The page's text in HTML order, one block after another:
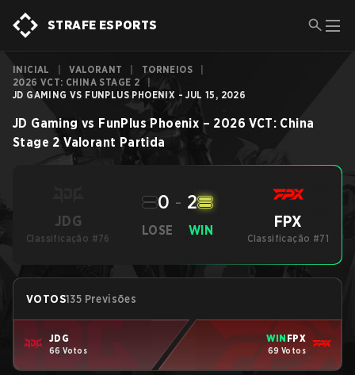
STRAFE ESPORTS
INICIAL VALORANT TORNEIOS
2026 VCT: CHINA STAGE 2
JD GAMING VS FUNPLUS PHOENIX - JUL 15, 2026
JD Gaming vs FunPlus Phoenix – 2026 VCT: China
Stage 2 Valorant Partida
JDG
Classificação #76
LOSE
0 - 2
WIN FPX
Classificação #71
VOTOS135 Previsões
JDG
66 Votos
WIN FPX
69 Votos